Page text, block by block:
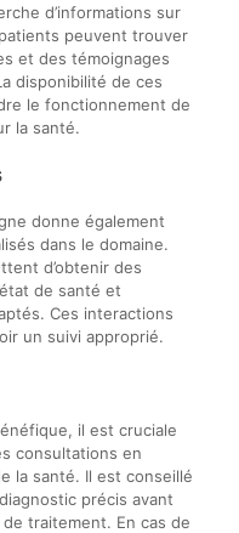
d’informations sur
peuvent trouver
et des témoignages
disponibilité de ces
le fonctionnement de
la santé.
donne également
dans le domaine.
d’obtenir des
de santé et
Ces interactions
un suivi approprié.
il est cruciale
consultations en
la santé. Il est conseillé
précis avant
traitement. En cas de